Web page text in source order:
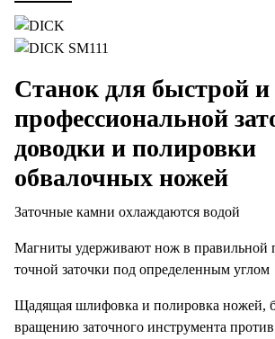
Станок для быстрой и
профессиональной
доводки и полировки
обвалочных ножей
Заточные камни охлаждаются водой
Магниты удерживают нож в правильной
точной заточки под определенным углом
Щадящая шлифовка и полировка ножей,
вращению заточного инструмента против